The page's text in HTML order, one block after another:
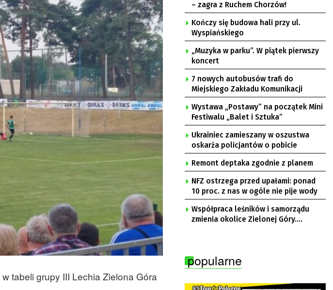
tabeli grupy III Lechia Zielona Góra
– zagra z Ruchem Chorzów!
Kończy się budowa hali przy ul.
Wyspiańskiego
„Muzyka w parku”. W piątek pierwszy
koncert
7 nowych autobusów trafi do
Miejskiego Zakładu Komunikacji
Wystawa „Postawy” na początek Mini
Festiwalu „Balet i Sztuka”
Ukrainiec zamieszany w oszustwa
oskarża policjantów o pobicie
Remont deptaka zgodnie z planem
NFZ ostrzega przed upałami: ponad
10 proc. z nas w ogóle nie pije wody
Współpraca leśników i samorządu
zmienia okolice Zielonej Góry.
popularne